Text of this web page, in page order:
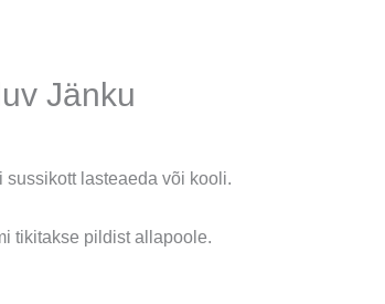
Jänku
sussikott lasteaeda või kooli.
tikitakse pildist allapoole.